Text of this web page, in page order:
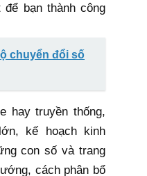
bạn thành công
chuyển đổi số
hay truyền thống,
kế hoạch kinh
con số và trang
cách phân bổ